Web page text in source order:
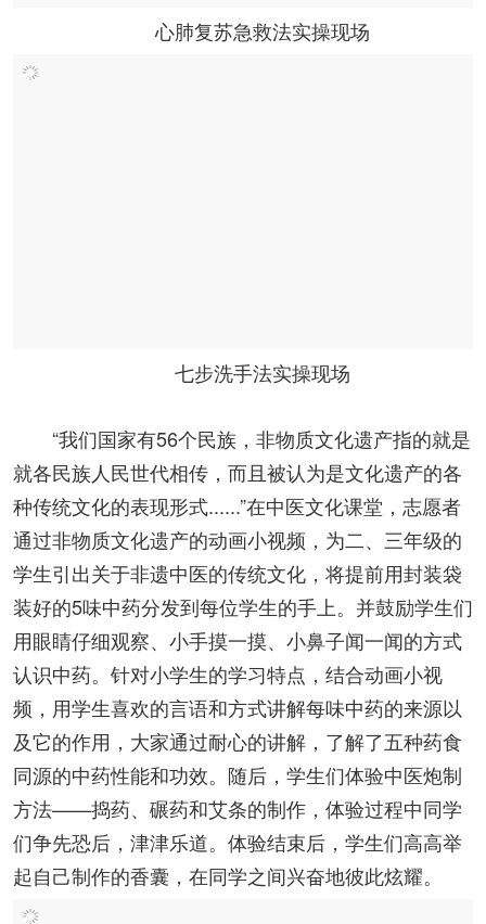
心肺复苏急救法实操现场
七步洗手法实操现场
“我们国家有56个民族，非物质文化遗产指的就是
就各民族人民世代相传，而且被认为是文化遗产的各
种传统文化的表现形式......”在中医文化课堂，志愿者
通过非物质文化遗产的动画小视频，为二、三年级的
学生引出关于非遗中医的传统文化，将提前用封装袋
装好的5味中药分发到每位学生的手上。并鼓励学生们
用眼睛仔细观察、小手摸一摸、小鼻子闻一闻的方式
认识中药。针对小学生的学习特点，结合动画小视
频，用学生喜欢的言语和方式讲解每味中药的来源以
及它的作用，大家通过耐心的讲解，了解了五种药食
同源的中药性能和功效。随后，学生们体验中医炮制
方法——捣药、碾药和艾条的制作，体验过程中同学
们争先恐后，津津乐道。体验结束后，学生们高高举
起自己制作的香囊，在同学之间兴奋地彼此炫耀。